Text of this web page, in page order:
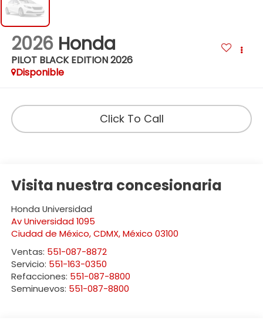
2026 Honda
PILOT BLACK EDITION 2026
Disponible
Click To Call
Visita nuestra concesionaria
Honda Universidad
Av Universidad 1095
Ciudad de México,CDMX, México 03100
Ventas: 551-087-8872
Servicio: 551-163-0350
Refacciones: 551-087-8800
Seminuevos: 551-087-8800